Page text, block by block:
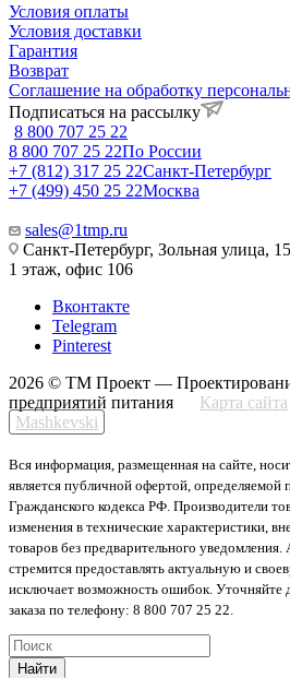
Условия оплаты
Условия доставки
Гарантия
Возврат
Соглашение на обработку
Подписаться на рассылку
8 800 707 25 22
8 800 707 25 22По России
+7 (812) 317 25 22Санкт-Петербург
+7 (499) 450 25 22Москва
sales@1tmp.ru
Санкт-Петербург, Зольная улица,
1 этаж, офис 106
Вконтакте
Telegram
Pinterest
2026 © ТМ Проект —
предприятий питания
Карта сайта
Mashkevski
Вся информация, размещенная на сайте,
является публичной офертой, определяемой
Гражданского кодекса РФ. Производители
изменения в технические характеристики,
товаров без предварительного
стремится предоставлять актуальную и
исключает возможность ошибок. Уточняйте
заказа по телефону: 8 800 707 25 22.
Найти